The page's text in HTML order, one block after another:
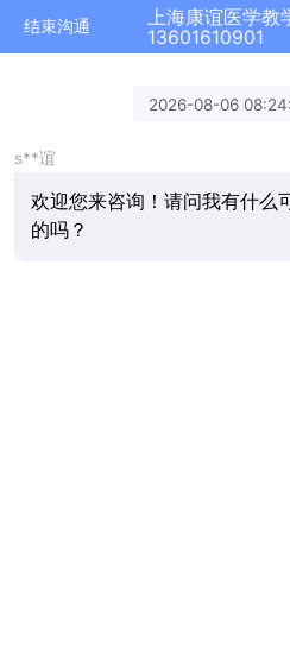
结束沟通
13601610901
2026-08-06
s**谊
欢迎您来咨询！请问我有什么
的吗？